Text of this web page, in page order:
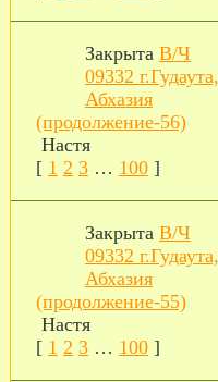
Закрыта В/Ч
09332 г.Гудаута,
Абхазия
(продолжение-56)
Настя
[ 1 2 3 … 100 ]
Закрыта В/Ч
09332 г.Гудаута,
Абхазия
(продолжение-55)
Настя
[ 1 2 3 … 100 ]